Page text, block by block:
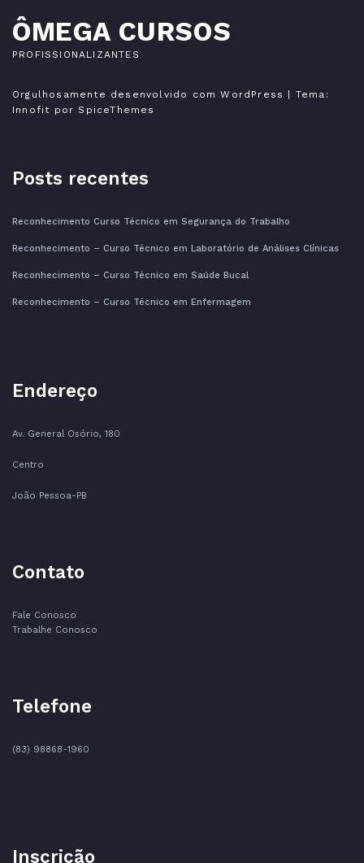
ÔMEGA CURSOS
PROFISSIONALIZANTES
Orgulhosamente desenvolvido com WordPress
| Tema:
Innofit por SpiceThemes
Posts recentes
Reconhecimento Curso Técnico em Segurança do Trabalho
Reconhecimento – Curso Técnico em Laboratório de Análises Clínicas
Reconhecimento – Curso Técnico em Saúde Bucal
Reconhecimento – Curso Técnico em Enfermagem
Endereço
Av. General Osório, 180
Centro
João Pessoa-PB
Contato
Fale Conosco
Trabalhe Conosco
Telefone
(83) 98868-1960
Inscrição